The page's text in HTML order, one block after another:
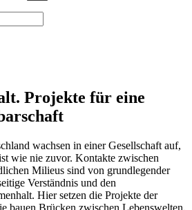
Projekte für eine
wachsen in einer Gesellschaft auf,
wie nie zuvor. Kontakte zwischen
Milieus sind von grundlegender
Verständnis und den
Hier setzen die Projekte der
bauen Brücken zwischen Lebenswelten.